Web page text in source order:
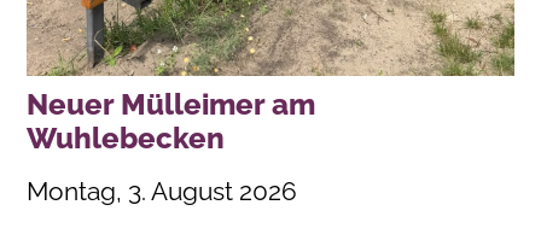
Neuer Mülleimer am
Wuhlebecken
Montag, 3. August 2026